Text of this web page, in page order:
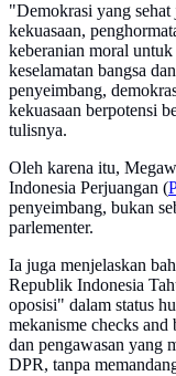
"Demokrasi yang sehat
kekuasaan,
keberanian moral
keselamatan bangsa
penyeimbang,
kekuasaan berpotensi
tulisnya.
Oleh karena itu,
Indonesia Perjuangan (
penyeimbang, bukan
parlementer.
Ia juga menjelaskan
Republik Indonesia
oposisi" dalam status
mekanisme checks and
dan pengawasan yang
DPR, tanpa